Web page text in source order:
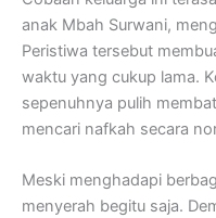
anak Mbah Surwani,
Peristiwa tersebut
waktu yang cukup lama.
sepenuhnya pulih
mencari nafkah secara
Meski menghadapi
menyerah begitu saja.